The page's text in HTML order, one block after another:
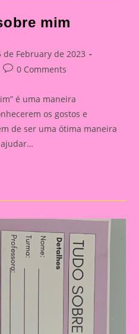
mim
de February de 2023
Post0 Comments
é uma maneira
os gostos e
de ser uma ótima maneira